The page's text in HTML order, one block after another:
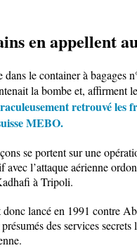
en appellent
dans le container à bagages
la bombe et, affirment
retrouvé les
MEBO.
se portent sur une
avec l’attaque aérienne
à Tripoli.
donc lancé en 1991 contre
des services